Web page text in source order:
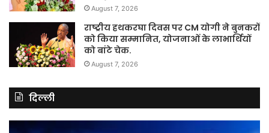
August 7, 2026
राष्ट्रीय हथकरघा दिवस पर CM योगी ने बुनकरों
को किया सम्मानित, योजनाओं के लाभार्थियों
को बांटे चेक.
August 7, 2026
दिल्ली